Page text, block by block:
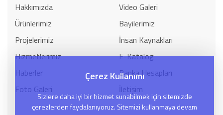
Hakkımızda
Ürünlerimiz
Projelerimiz
Hizmetlerimiz
Haberler
Foto Galeri
Video Galeri
Bayilerimiz
İnsan Kaynakları
E-Katalog
Banka Hesapları
İletişim
Çerez Kullanımı
Sizlere daha iyi bir hizmet sunabilmek için sitemizde
çerezlerden faydalanıyoruz. Sitemizi kullanmaya devam